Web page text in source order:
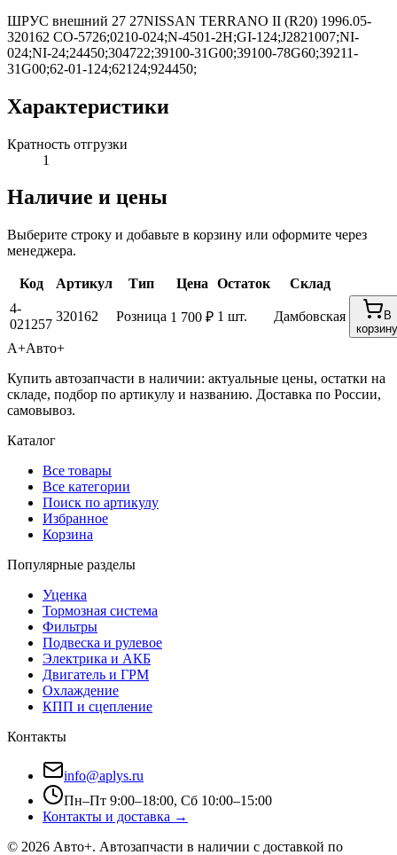
ШРУС внешний 27 27NISSAN TERRANO II (R20) 1996.05-
320162 CO-5726;0210-024;N-4501-2H;GI-124;J2821007;NI-
024;NI-24;24450;304722;39100-31G00;39100-78G60;39211-
31G00;62-01-124;62124;924450;
Характеристики
Кратность отгрузки
1
Наличие и цены
Выберите строку и добавьте в корзину или оформите через
менеджера.
Код Артикул Тип Цена Остаток
Склад
4-
021257
320162 Розница 1 700 ₽ 1 шт. Дамбовская
В
корзину
А+Авто+
Купить автозапчасти в наличии: актуальные цены, остатки на
складе, подбор по артикулу и названию. Доставка по России,
самовывоз.
Каталог
Все товары
Все категории
Поиск по артикулу
Избранное
Корзина
Популярные разделы
Уценка
Тормозная система
Фильтры
Подвеска и рулевое
Электрика и АКБ
Двигатель и ГРМ
Охлаждение
КПП и сцепление
Контакты
info@aplys.ru
Пн–Пт 9:00–18:00, Сб 10:00–15:00
Контакты и доставка →
© 2026 Авто+. Автозапчасти в наличии с доставкой по